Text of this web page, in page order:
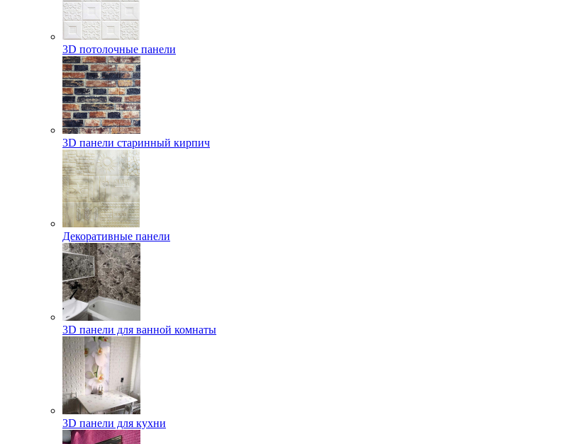
3D потолочные панели
3D панели старинный кирпич
Декоративные панели
3D панели для ванной комнаты
3D панели для кухни